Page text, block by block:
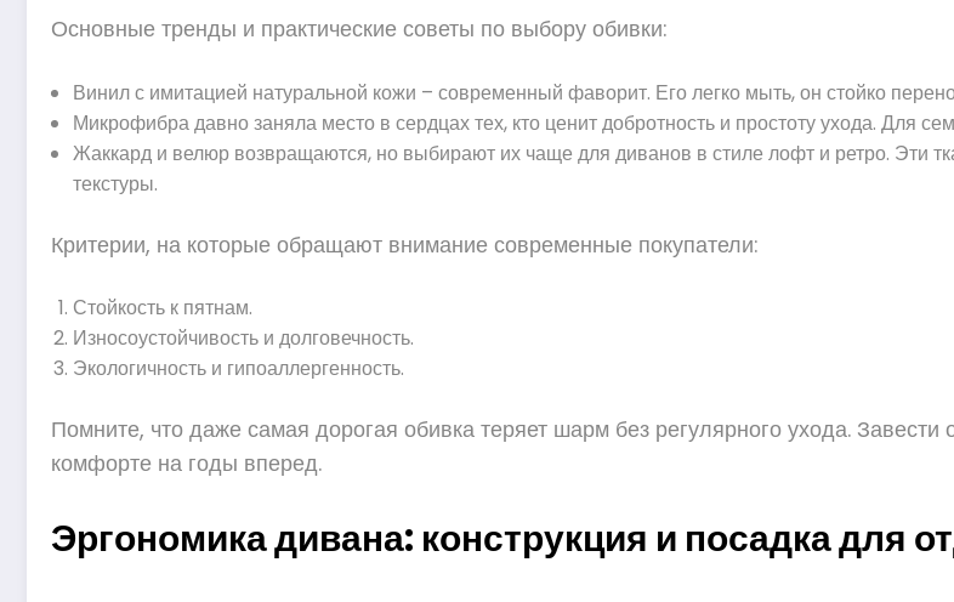
Основные тренды и практические советы по выбору обивки:
Винил с имитацией натуральной кожи – современный фаворит. Его легко мыть, он стойко
Микрофибра давно заняла место в сердцах тех, кто ценит добротность и простоту ухода. Для
Жаккард и велюр возвращаются, но выбирают их чаще для диванов в стиле лофт и ретро. Эти
текстуры.
Критерии, на которые обращают внимание современные покупатели:
Стойкость к пятнам.
Износоустойчивость и долговечность.
Экологичность и гипоаллергенность.
Помните, что даже самая дорогая обивка теряет шарм без регулярного ухода.
комфорте на годы вперед.
Эргономика дивана: конструкция и посадка для